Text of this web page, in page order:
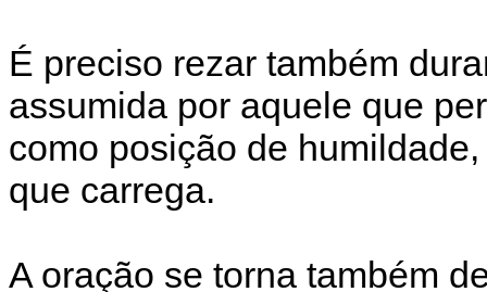
É preciso rezar também
assumida por aquele que
como posição de
que carrega.
A oração se torna também